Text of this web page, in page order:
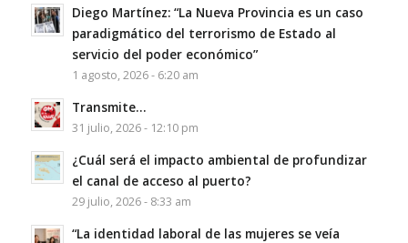
Diego Martínez: “La Nueva Provincia es un caso
paradigmático del terrorismo de Estado al
servicio del poder económico”
1 agosto, 2026 - 6:20 am
Transmite…
31 julio, 2026 - 12:10 pm
¿Cuál será el impacto ambiental de profundizar
el canal de acceso al puerto?
29 julio, 2026 - 8:33 am
“La identidad laboral de las mujeres se veía